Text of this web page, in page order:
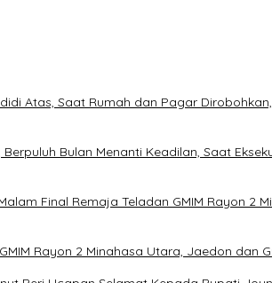
Atas, Saat Rumah dan Pagar
Bulan Menanti Keadilan, Saat
Final Remaja Teladan GMIM Rayon 2
Rayon 2 Minahasa Utara, Jaedon dan